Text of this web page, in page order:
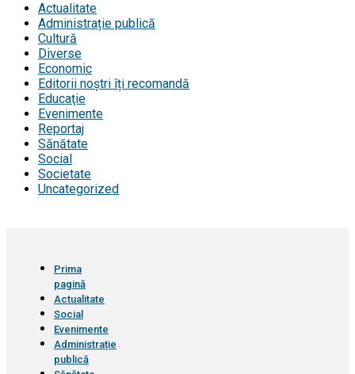
Actualitate
Administrație publică
Cultură
Diverse
Economic
Editorii noștri îți recomandă
Educaţie
Evenimente
Reportaj
Sănătate
Social
Societate
Uncategorized
Prima
pagină
Actualitate
Social
Evenimente
Administrație
publică